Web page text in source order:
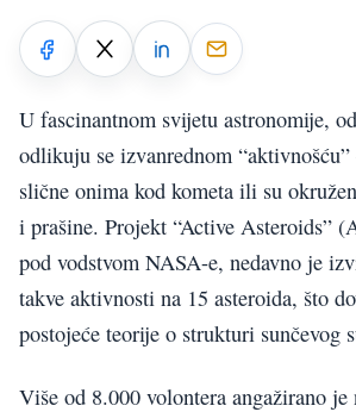
U fascinantnom svijetu astronomije,
odlikuju se izvanrednom
slične onima kod kometa ili su
i prašine. Projekt “Active Asteroids”
pod vodstvom NASA-e, nedavno je
takve aktivnosti na 15 asteroida, što
postojeće teorije o strukturi sunčevog
Više od 8.000 volontera angažirano je